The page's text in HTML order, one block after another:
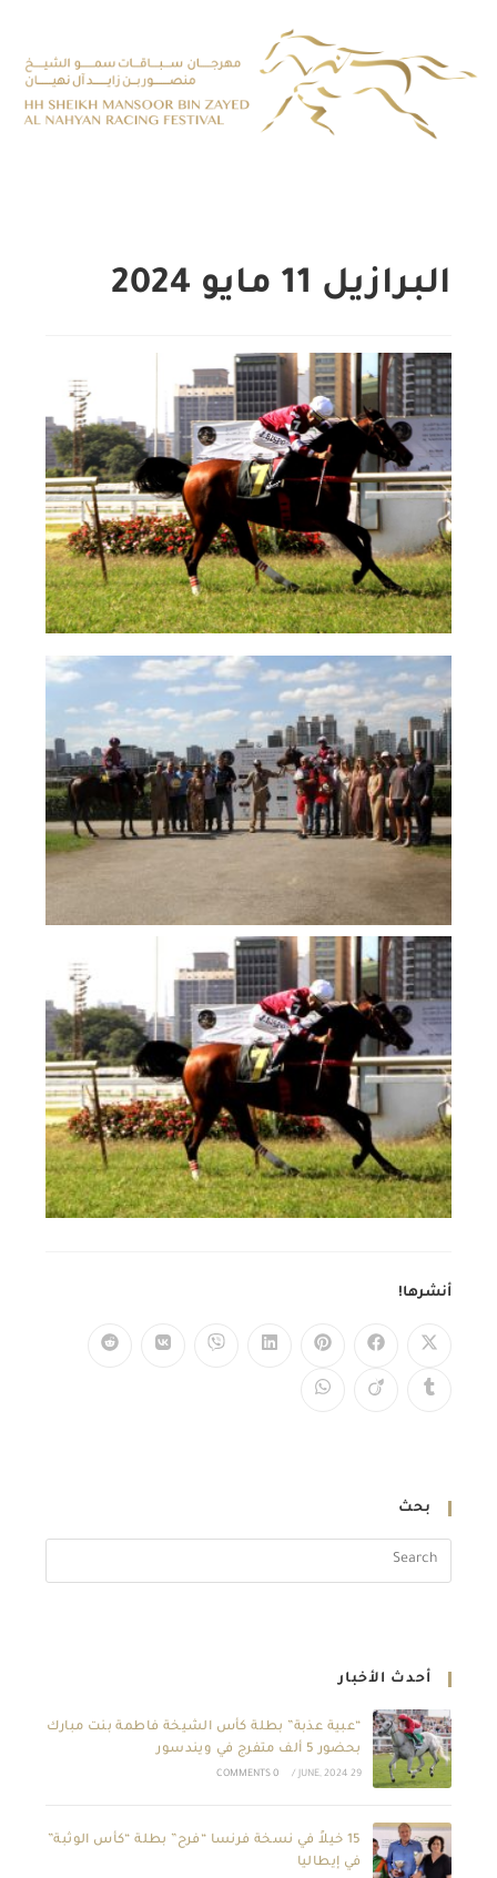
البرازيل 11 مايو 2024
أنشرها!
بحث
أحدث الأخبار
“عبية عذبة” بطلة كأس الشيخة فاطمة بنت مبارك
بحضور 5 ألف متفرج في ويندسور
29 JUNE, 2024
/
0 COMMENTS
15 خيلاً في نسخة فرنسا “فرح” بطلة “كأس الوثبة”
في إيطاليا